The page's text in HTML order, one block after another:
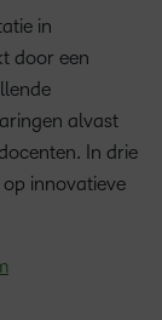
in
door een
alvast
In drie
innovatieve